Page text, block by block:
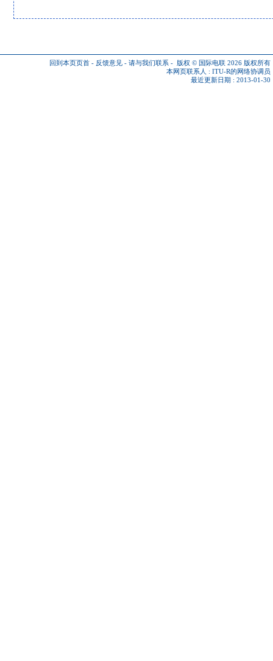
回到本页页首 - 反馈意见 - 请与我们联系 - 版权 © 国际电联 2026 版权所有
本网页联系人 : ITU-R的网络协调员
最近更新日期 : 2013-01-30